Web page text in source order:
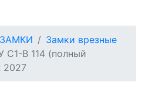
ЗАМКИ
Замки врезные
С1-В 114 (полный
2027